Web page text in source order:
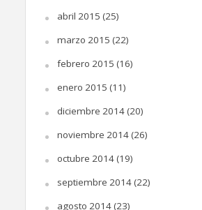
abril 2015 (25)
marzo 2015 (22)
febrero 2015 (16)
enero 2015 (11)
diciembre 2014(20)
noviembre 2014(26)
octubre 2014(19)
septiembre 2014(22)
agosto 2014(23)